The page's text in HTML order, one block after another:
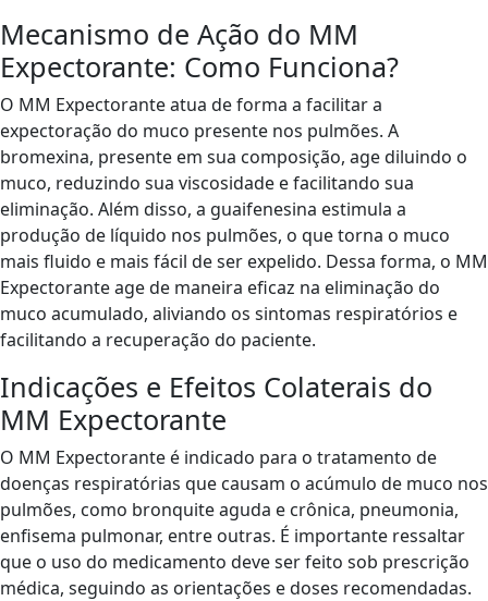
Mecanismo de Ação do MM
Expectorante: Como Funciona?
O MM Expectorante atua de forma a facilitar a
expectoração do muco presente nos pulmões. A
bromexina, presente em sua composição, age diluindo o
muco, reduzindo sua viscosidade e facilitando sua
eliminação. Além disso, a guaifenesina estimula a
produção de líquido nos pulmões, o que torna o muco
mais fluido e mais fácil de ser expelido. Dessa forma, o MM
Expectorante age de maneira eficaz na eliminação do
muco acumulado, aliviando os sintomas respiratórios e
facilitando a recuperação do paciente.
Indicações e Efeitos Colaterais do
MM Expectorante
O MM Expectorante é indicado para o tratamento de
doenças respiratórias que causam o acúmulo de muco nos
pulmões, como bronquite aguda e crônica, pneumonia,
enfisema pulmonar, entre outras. É importante ressaltar
que o uso do medicamento deve ser feito sob prescrição
médica, seguindo as orientações e doses recomendadas.